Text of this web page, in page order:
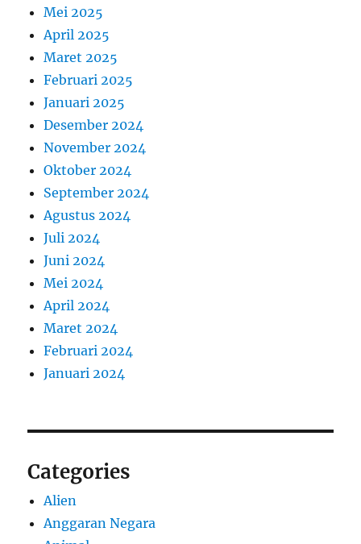
Mei 2025
April 2025
Maret 2025
Februari 2025
Januari 2025
Desember 2024
November 2024
Oktober 2024
September 2024
Agustus 2024
Juli 2024
Juni 2024
Mei 2024
April 2024
Maret 2024
Februari 2024
Januari 2024
Categories
Alien
Anggaran Negara